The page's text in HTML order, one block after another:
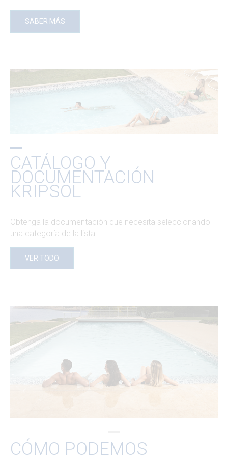
SABER MÁS
CATÁLOGO Y
DOCUMENTACIÓN
KRIPSOL
Obtenga la documentación que necesita seleccionando
una categoría de la lista
VER TODO
CÓMO PODEMOS